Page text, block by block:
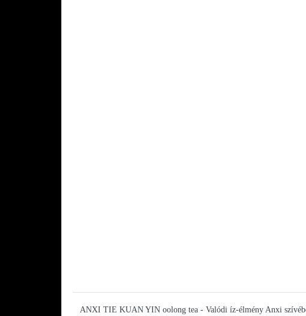
ANXI TIE KUAN YIN oolong tea - Valódi íz-élmény Anxi